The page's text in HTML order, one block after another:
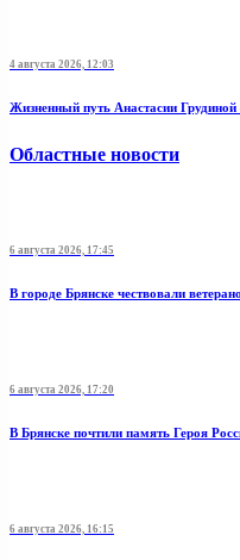
4 августа 2026, 12:03
Жизненный путь Анастасии
Областные новости
6 августа 2026, 17:45
В городе Брянске чествовали
6 августа 2026, 17:20
В Брянске почтили память Героя
6 августа 2026, 16:15